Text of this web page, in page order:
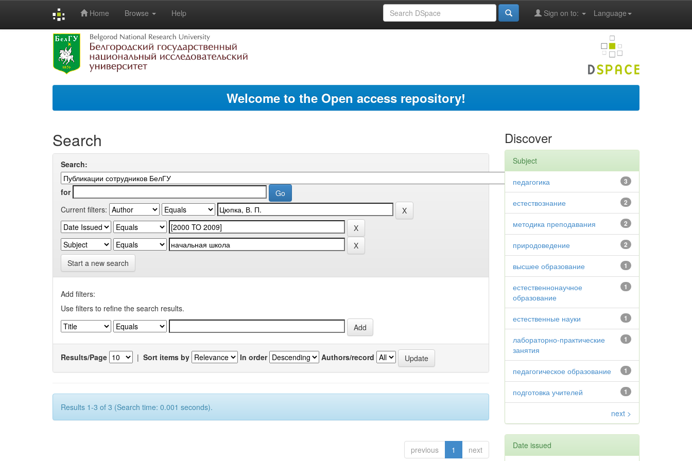
Home Browse Help Language
Sign on to:
Welcome to the Open access repository!
Search
Search:
for
Current filters:
Start a new search
Add filters:
Use filters to refine the search results.
Results/Page | Sort items by In order Authors/record
Results 1-3 of 3 (Search time: 0.001 seconds).
previous 1 next
Discover
Subject
3
педагогика
2
естествознание
2
методика преподавания
2
природоведение
1
высшее образование
1
естественнонаучное
образование
1
естественные науки
1
лабораторно-практические
занятия
1
педагогическое образование
1
подготовка учителей
next >
Date issued